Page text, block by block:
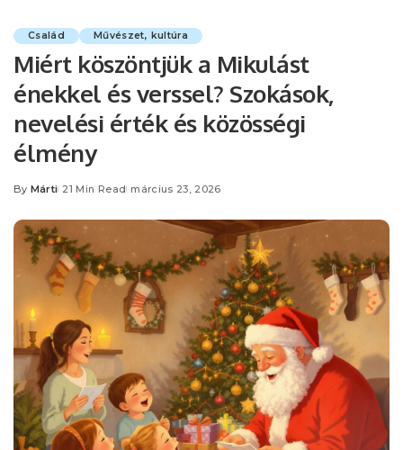
Család Művészet, kultúra
Miért köszöntjük a Mikulást
énekkel és verssel? Szokások,
nevelési érték és közösségi
élmény
Posted
By Márti 21 Min Read március 23, 2026